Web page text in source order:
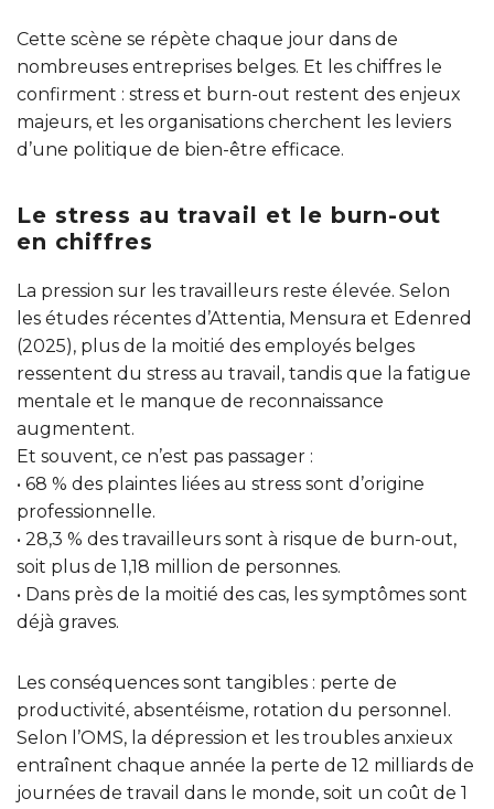
Cette scène se répète chaque jour dans de
nombreuses entreprises belges. Et les chiffres le
confirment : stress et burn-out restent des enjeux
majeurs, et les organisations cherchent les leviers
d’une politique de bien-être efficace.
Le stress au travail et le burn-out
en chiffres
La pression sur les travailleurs reste élevée. Selon
les études récentes d’Attentia, Mensura et Edenred
(2025), plus de la moitié des employés belges
ressentent du stress au travail, tandis que la fatigue
mentale et le manque de reconnaissance
augmentent.
Et souvent, ce n’est pas passager :
• 68 % des plaintes liées au stress sont d’origine
professionnelle.
• 28,3 % des travailleurs sont à risque de burn-out,
soit plus de 1,18 million de personnes.
• Dans près de la moitié des cas, les symptômes sont
déjà graves.
Les conséquences sont tangibles : perte de
productivité, absentéisme, rotation du personnel.
Selon l’OMS, la dépression et les troubles anxieux
entraînent chaque année la perte de 12 milliards de
journées de travail dans le monde, soit un coût de 1